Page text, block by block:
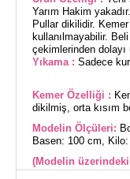
Yarım Hakim
Pullar dikilidir.
kullanılmayabilir.
çekimlerinden dolayı
Yıkama : Sadece
Kemer Özelliği :
dikilmiş, orta kısım
Modelin Ölçüleri:
Basen: 100 cm,
(Modelin